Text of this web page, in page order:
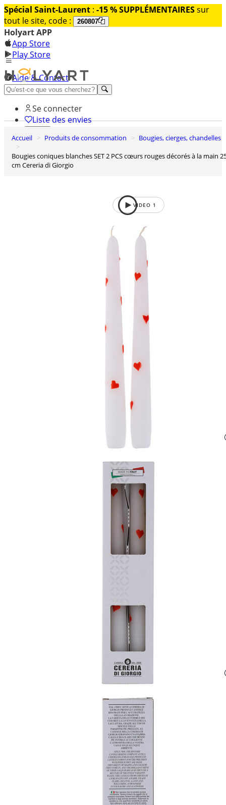
Spécial Saint-Laurent : -15 % SUPPLÉMENTAIRESsur
tout le site, code :
260807
Holyart APP
App Store
Play Store
Aide & Contact
Découvrez Premium
Se connecter
Liste des envies
0
Accueil Produits de consommation
Bougies, cierges, chandelles
Bougies coniques blanches SET 2 PCS cœurs rouges décorés à la main 25
cm Cereria di Giorgio
VIDEO 1